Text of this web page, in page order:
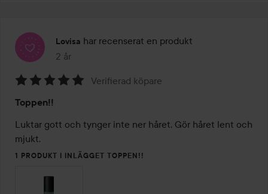
Lovisa har recenserat en produkt
2 år
Inlägget skapades 2 år
5
av
5
Verifierad köpare
Toppen!!
Luktar gott och tynger inte ner håret. Gör håret lent och
mjukt.
1 PRODUKT I INLÄGGET TOPPEN!!